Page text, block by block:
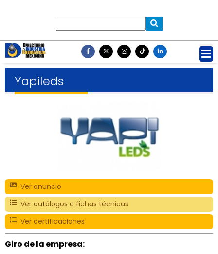
Yapileds
Ver anuncio
Ver catálogos o fichas técnicas
Ver certificaciones
Giro de la empresa: